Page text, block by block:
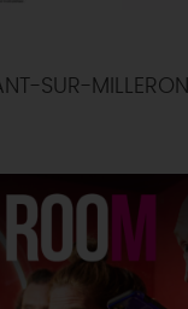
SUR-MILLERON